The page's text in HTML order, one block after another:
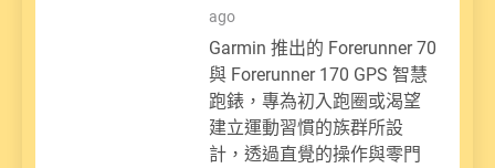
ago
Garmin 推出的 Forerunner 70
與 Forerunner 170 GPS 智慧
跑錶，專為初入跑圈或渴望
建立運動習慣的族群所設
計，透過直覺的操作與零門